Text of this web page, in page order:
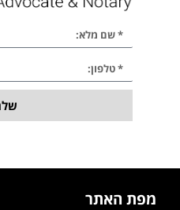
מפת האתר